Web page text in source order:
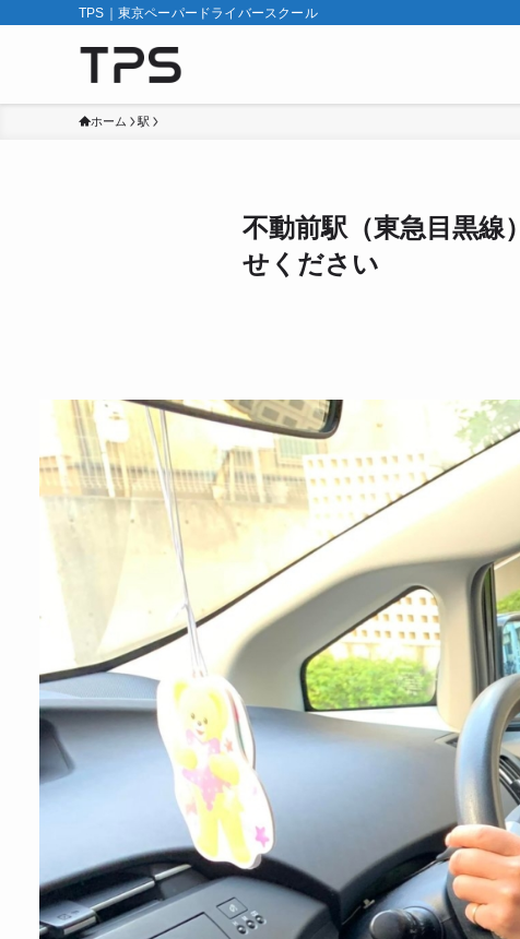
TPS｜東京ペーパードライバースクール
ホーム 駅
不動前駅（東急目黒
せください